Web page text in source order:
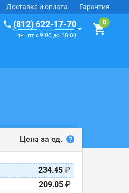
Доставка и оплата Гарантия
(812) 622-17-70
пн–пт с 9:00 до 18:00
Цена за ед.
234.45 ₽
209.05 ₽